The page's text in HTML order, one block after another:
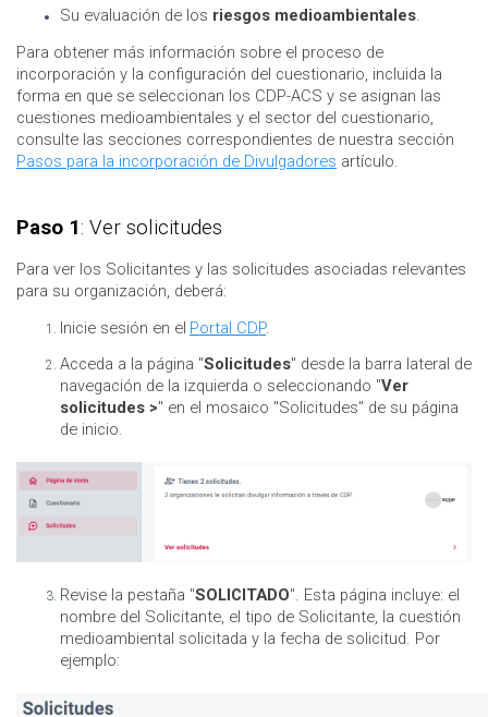
Su evaluación de los riesgos medioambientales.
Para obtener más información sobre el proceso de
incorporación y la configuración del cuestionario, incluida la
forma en que se seleccionan los CDP-ACS y se asignan las
cuestiones medioambientales y el sector del cuestionario,
consulte las secciones correspondientes de nuestra sección
Pasos para la incorporación de Divulgadores artículo.
Paso 1: Ver solicitudes
Para ver los Solicitantes y las solicitudes asociadas relevantes
para su organización, deberá:
Inicie sesión en el Portal CDP.
Acceda a la página "Solicitudes" desde la barra lateral de
navegación de la izquierda o seleccionando "Ver
solicitudes >" en el mosaico "Solicitudes" de su página
de inicio.
Revise la pestaña "SOLICITADO". Esta página incluye: el
nombre del Solicitante, el tipo de Solicitante, la cuestión
medioambiental solicitada y la fecha de solicitud. Por
ejemplo: